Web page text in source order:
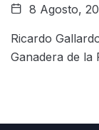
8 Agosto,
Ricardo
Ganadera de la